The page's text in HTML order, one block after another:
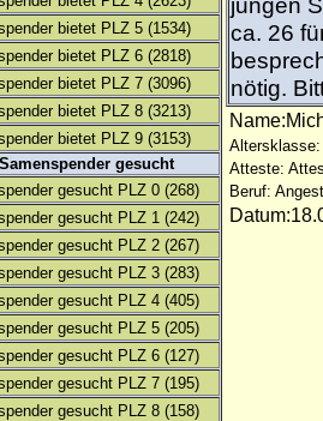
bietet PLZ 5 (1534)
bietet PLZ 6 (2818)
bietet PLZ 7 (3096)
bietet PLZ 8 (3213)
bietet PLZ 9 (3153)
gesucht
gesucht PLZ 0 (268)
gesucht PLZ 1 (242)
gesucht PLZ 2 (267)
gesucht PLZ 3 (283)
gesucht PLZ 4 (405)
gesucht PLZ 5 (205)
gesucht PLZ 6 (127)
gesucht PLZ 7 (195)
gesucht PLZ 8 (158)
ca. 26
nötig.
Altersklasse:
Atteste:
Beruf: